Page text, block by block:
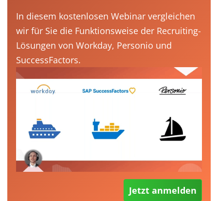
In diesem kostenlosen Webinar vergleichen
wir für Sie die Funktionsweise der Recruiting-
Lösungen von Workday, Personio und
SuccessFactors.
Jetzt anmelden